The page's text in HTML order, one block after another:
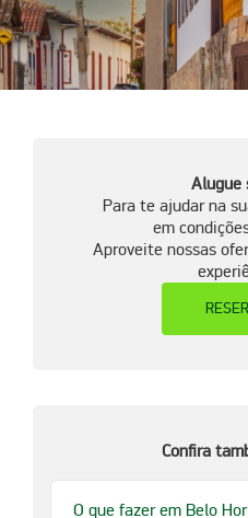
Alugue
Para te ajudar na
em
Aproveite nossas
Confira
O que fazer em Belo